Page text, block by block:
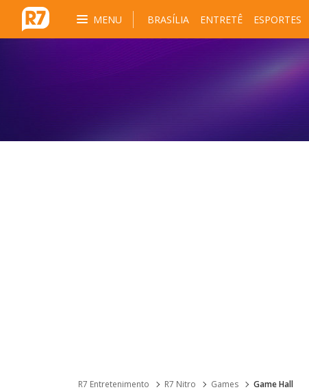
MENU BRASÍLIA ENTRETÊ ESPORTES
R7 Entretenimento R7 Nitro Games Game Hall